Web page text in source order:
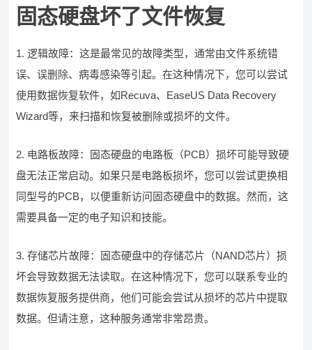
固态硬盘坏了文件恢复
1. 逻辑故障：这是最常见的故障类型，通常由文件系统错
误、误删除、病毒感染等引起。在这种情况下，您可以尝试
使用数据恢复软件，如Recuva、EaseUS Data Recovery
Wizard等，来扫描和恢复被删除或损坏的文件。
2. 电路板故障：固态硬盘的电路板（PCB）损坏可能导致硬
盘无法正常启动。如果只是电路板损坏，您可以尝试更换相
同型号的PCB，以便重新访问固态硬盘中的数据。然而，这
需要具备一定的电子知识和技能。
3. 存储芯片故障：固态硬盘中的存储芯片（NAND芯片）损
坏会导致数据无法读取。在这种情况下，您可以联系专业的
数据恢复服务提供商，他们可能会尝试从损坏的芯片中提取
数据。但请注意，这种服务通常非常昂贵。